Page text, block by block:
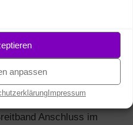
anpassen
Impressum
August 2026–
Anschluss im